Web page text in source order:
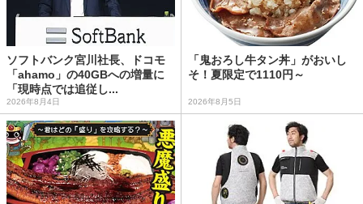
ソフトバンク宮川社長、ドコモ
「ahamo」の40GBへの増量に
「現時点では追従し...
2026年8月4日
「鬼おろし牛タン丼」がおいし
そ！夏限定で1110円～
2026年8月5日